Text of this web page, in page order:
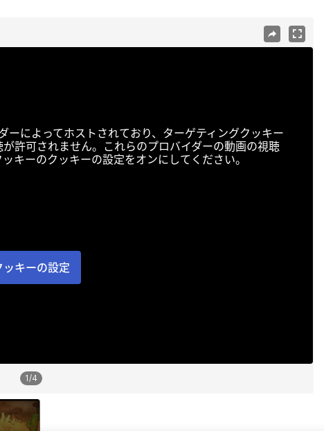
ーによってホストされており、ターゲティングクッキー
許可されません。これらのプロバイダーの動画の視聴
キーのクッキーの設定をオンにしてください。
ッキーの設定
1/4